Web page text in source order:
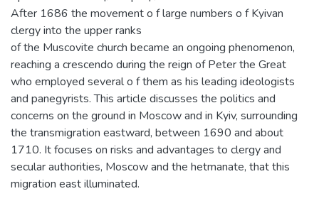
After 1686 the movement o f large numbers o f Kyivan
clergy into the upper ranks
of the Muscovite church became an ongoing phenomenon,
reaching a crescendo during the reign of Peter the Great
who employed several o f them as his leading ideologists
and panegyrists. This article discusses the politics and
concerns on the ground in Moscow and in Kyiv, surrounding
the transmigration eastward, between 1690 and about
1710. It focuses on risks and advantages to clergy and
secular authorities, Moscow and the hetmanate, that this
migration east illuminated.